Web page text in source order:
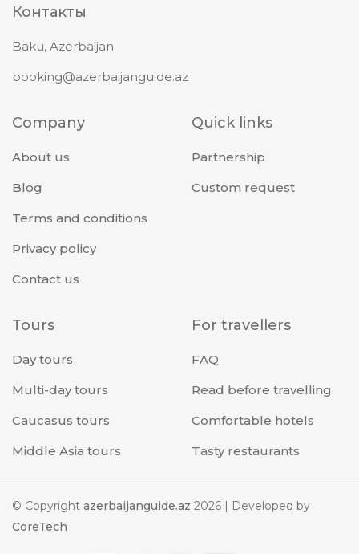
Контакты
Baku, Azerbaijan
booking@azerbaijanguide.az
Company
About us
Blog
Terms and conditions
Privacy policy
Contact us
Quick links
Partnership
Custom request
Tours
Day tours
Multi-day tours
Caucasus tours
Middle Asia tours
For travellers
FAQ
Read before travelling
Comfortable hotels
Tasty restaurants
© Copyright azerbaijanguide.az 2026 | Developed by
CoreTech